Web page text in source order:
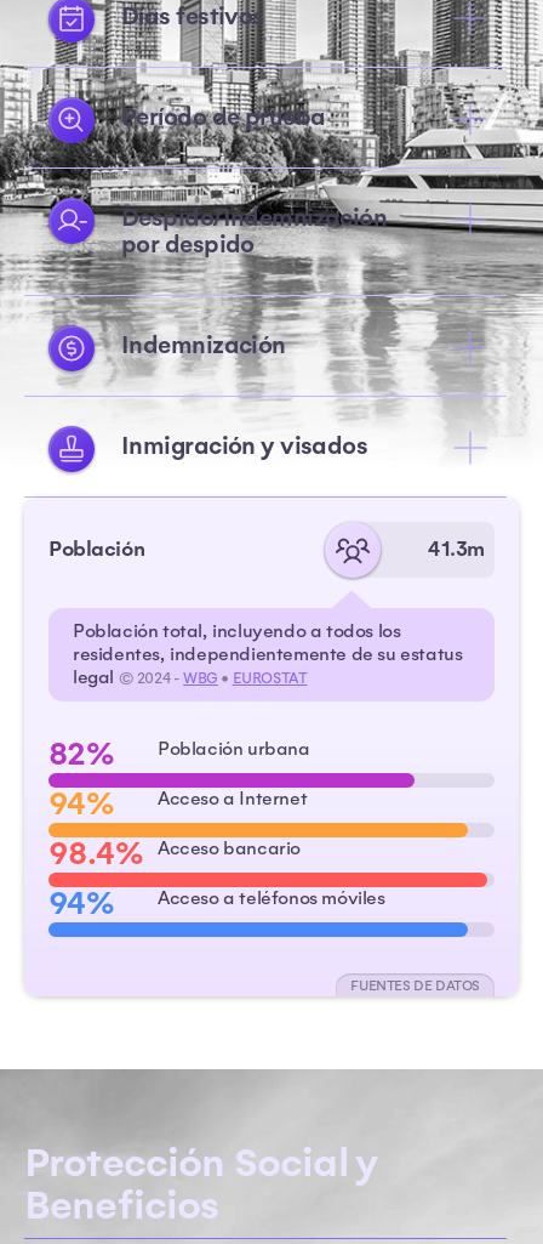
Días festivos
Período de prueba
Despido/Indemnización
por despido
Indemnización
Inmigración y visados
Población 41.3m
Población total, incluyendo a todos los
residentes, independientemente de su estatus
legal © 2024 -WBG • EUROSTAT
82% Población urbana
94% Acceso a Internet
98.4% Acceso bancario
94% Acceso a teléfonos móviles
FUENTES DE DATOS
Protección Social y
Beneficios